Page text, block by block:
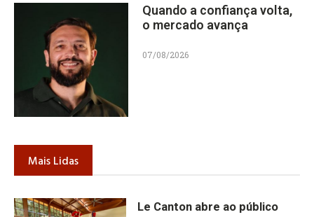
Quando a confiança volta,
o mercado avança
07/08/2026
Mais Lidas
Le Canton abre ao público